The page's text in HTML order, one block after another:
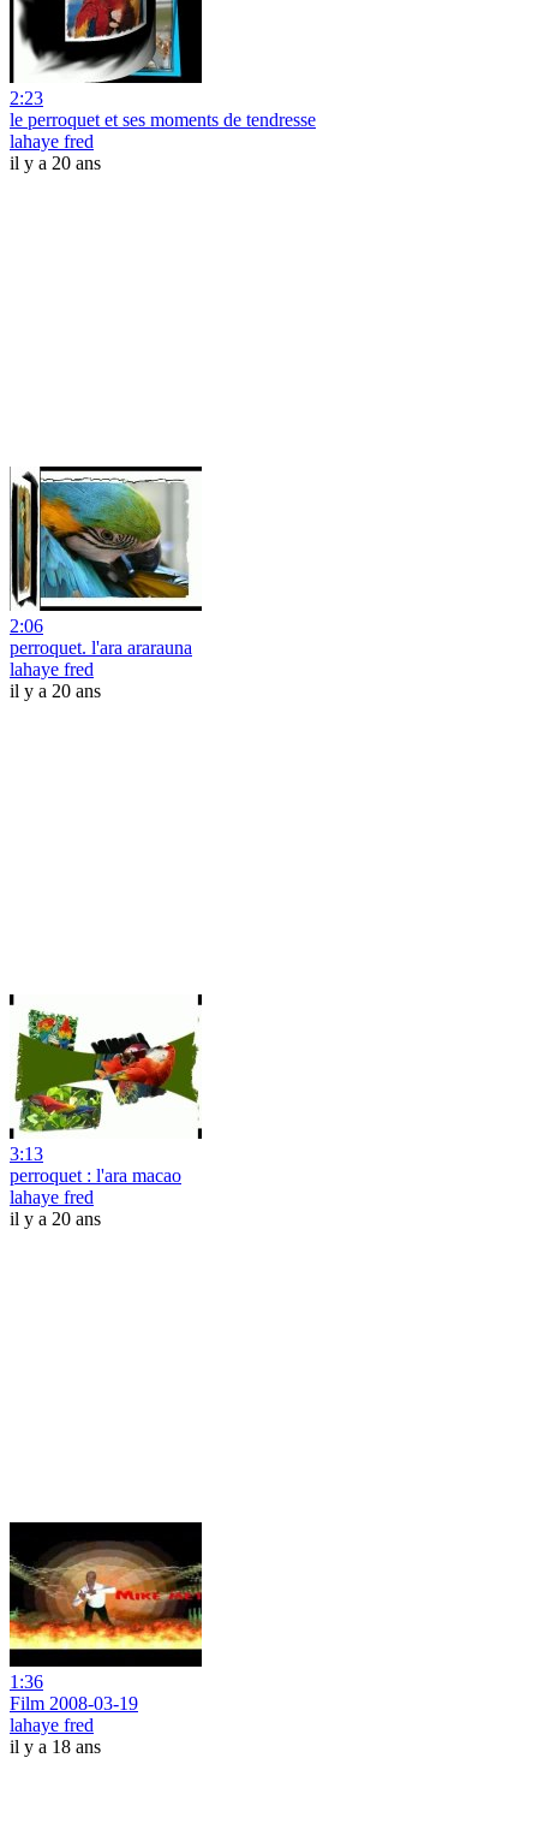
2:23
le perroquet et ses moments de tendresse
lahaye fred
il y a 20 ans
2:06
perroquet. l'ara ararauna
lahaye fred
il y a 20 ans
3:13
perroquet : l'ara macao
lahaye fred
il y a 20 ans
1:36
Film 2008-03-19
lahaye fred
il y a 18 ans